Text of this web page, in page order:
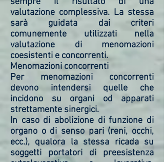
valutazione complessiva. La stessa
sarà guidata dai criteri
comunemente utilizzati nella
valutazione di menomazioni
coesistenti e concorrenti.
Menomazioni concorrenti
Per menomazioni concorrenti
devono intendersi quelle che
incidono su organi od apparati
strettamente sinergici.
In caso di abolizione di funzione di
organo o di senso pari (reni, occhi,
ecc.), qualora la stessa ricada su
soggetti portatori di preesistenza